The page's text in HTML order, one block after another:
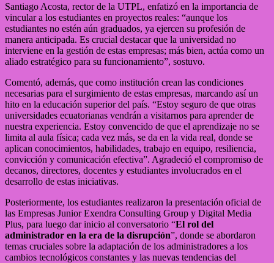
Santiago Acosta, rector de la UTPL, enfatizó en la importancia de
vincular a los estudiantes en proyectos reales: “aunque los
estudiantes no estén aún graduados, ya ejercen su profesión de
manera anticipada. Es crucial destacar que la universidad no
interviene en la gestión de estas empresas; más bien, actúa como un
aliado estratégico para su funcionamiento”, sostuvo.
Comentó, además, que como institución crean las condiciones
necesarias para el surgimiento de estas empresas, marcando así un
hito en la educación superior del país. “Estoy seguro de que otras
universidades ecuatorianas vendrán a visitarnos para aprender de
nuestra experiencia. Estoy convencido de que el aprendizaje no se
limita al aula física; cada vez más, se da en la vida real, donde se
aplican conocimientos, habilidades, trabajo en equipo, resiliencia,
convicción y comunicación efectiva”. Agradeció el compromiso de
decanos, directores, docentes y estudiantes involucrados en el
desarrollo de estas iniciativas.
Posteriormente, los estudiantes realizaron la presentación oficial de
las Empresas Junior Exendra Consulting Group y Digital Media
Plus, para luego dar inicio al conversatorio “El rol del
administrador en la era de la disrupción”, donde se abordaron
temas cruciales sobre la adaptación de los administradores a los
cambios tecnológicos constantes y las nuevas tendencias del